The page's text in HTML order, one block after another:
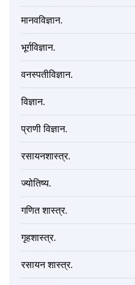
मानवविज्ञान.
भूर्गविज्ञान.
वनस्पतीविज्ञान.
विज्ञान.
प्राणी विज्ञान.
रसायनशास्त्र.
ज्योतिष्य.
गणित शास्त्र.
गृहशास्त्र.
रसायन शास्त्र.